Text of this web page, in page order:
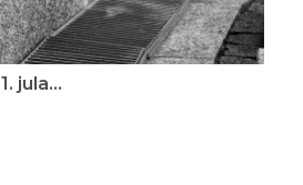
jula…